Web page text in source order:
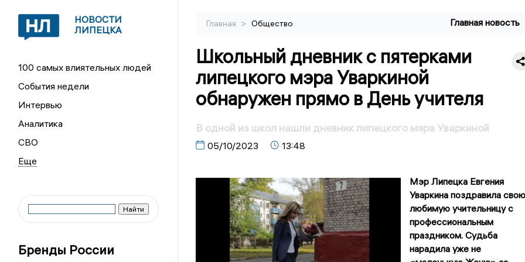
НОВОСТИ
ЛИПЕЦКА
100 самых влиятельных людей
События недели
Интервью
Аналитика
СВО
Бренды России
Главная > Общество Главная новость
Школьный дневник с пятерками
липецкого мэра Уваркиной
обнаружен прямо в День учителя
В одной из школ нашли дневник липецкого мэра Уваркиной
05/10/2023 13:48
Мэр Липецка Евгения
Уваркина поздравила свою
любимую учительницу с
профессиональным
праздником. Судьба
нарадила уже не